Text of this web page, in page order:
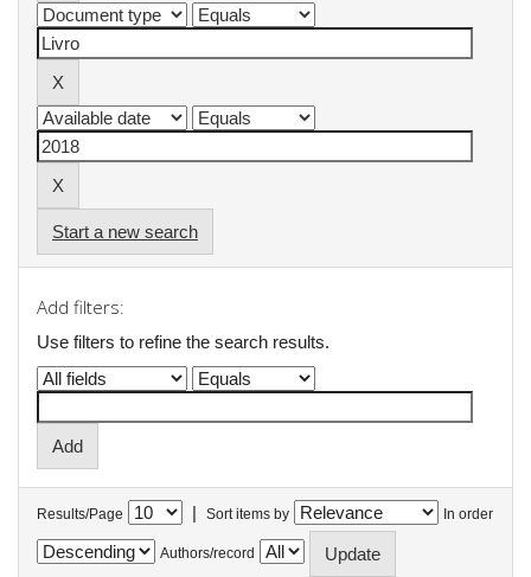
Start a new search
Add filters:
Use filters to refine the search results.
Results/Page | Sort items by In order
Authors/record